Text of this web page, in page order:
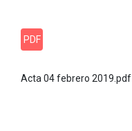
PDF
Acta 04 febrero 2019.pdf